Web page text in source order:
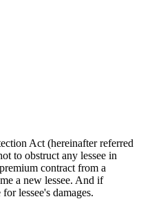
Act (hereinafter referred
to obstruct any lessee in
contract from a
a new lessee. And if
lessee's damages.